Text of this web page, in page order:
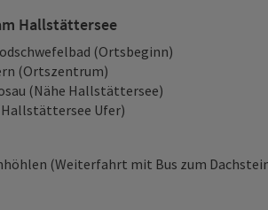
Hallstättersee
(Ortsbeginn)
(Ortszentrum)
(Nähe Hallstättersee)
Ufer)
(Weiterfahrt mit Bus zum